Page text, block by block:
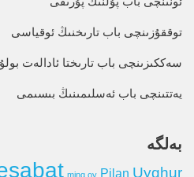
توققۇزىنچى باب تارىخنىڭ ئوقياسى
سەككىزىنچى باب تارىختا ئادالەت
يەتتىنچى باب ئەسلىمىنىڭ بىسىمى
بەلگە
ming oy Pilan Uyghur